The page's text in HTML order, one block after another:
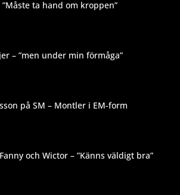
ta hand om kroppen”
– ”men under min förmåga”
på SM – Montler i EM-form
och Wictor – ”Känns väldigt bra”